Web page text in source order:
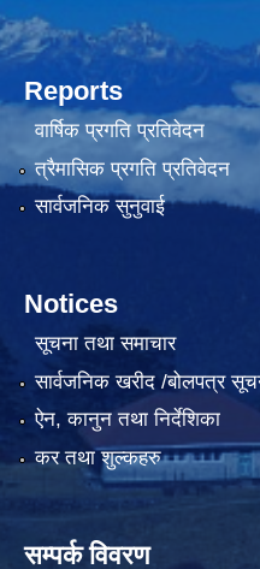
Reports
वार्षिक प्रगति प्रतिवेदन
त्रैमासिक प्रगति प्रतिवेदन
सार्वजनिक सुनुवाई
Notices
सूचना तथा समाचार
सार्वजनिक खरीद /बोलपत्र
ऐन, कानुन तथा निर्देशिका
कर तथा शुल्कहरु
सम्पर्क विवरण